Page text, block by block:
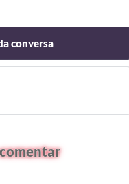
conversa